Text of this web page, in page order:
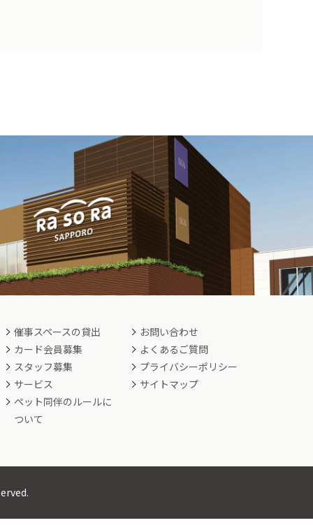
催事スペースの貸出
カード会員募集
スタッフ募集
サービス
ペット同伴のルールに
ついて
お問い合わせ
よくあるご質問
プライバシーポリシー
サイトマップ